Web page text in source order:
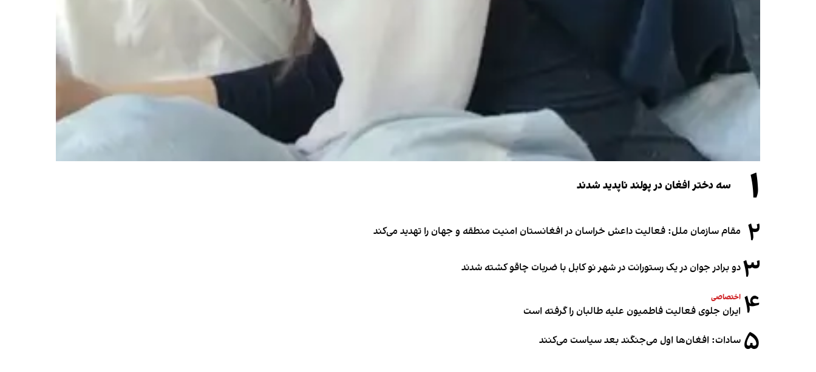
۱ سه دختر افغان در پولند ناپدید شدند
۲ مقام سازمان ملل: فعالیت داعش خراسان در افغانستان امنیت منطقه و جهان را تهدید می‌کند
۳دو برادر جوان در یک رستورانت در شهر نو کابل با ضربات چاقو کشته شدند
۴ اختصاصی
ایران جلوی فعالیت فاطمیون علیه طالبان را گرفته است
۵ سادات: افغان‌ها اول می‌جنگند بعد سیاست می‌کنند